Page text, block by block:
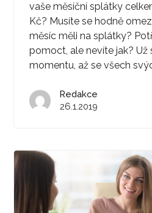
vaše měsíční splátky
Kč? Musíte se hodně
měsíc měli na splátky?
pomoct, ale nevíte jak?
momentu, až se všech
Redakce
26.1.2019